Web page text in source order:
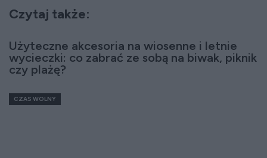
Czytaj także:
Użyteczne akcesoria na wiosenne i letnie
wycieczki: co zabrać ze sobą na biwak, piknik
czy plażę?
CZAS WOLNY